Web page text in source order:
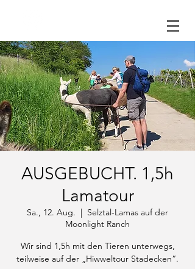
AUSGEBUCHT. 1,5h
Lamatour
Sa., 12. Aug.
  |
Selztal-Lamas auf der
Moonlight Ranch
Wir sind 1,5h mit den Tieren unterwegs,